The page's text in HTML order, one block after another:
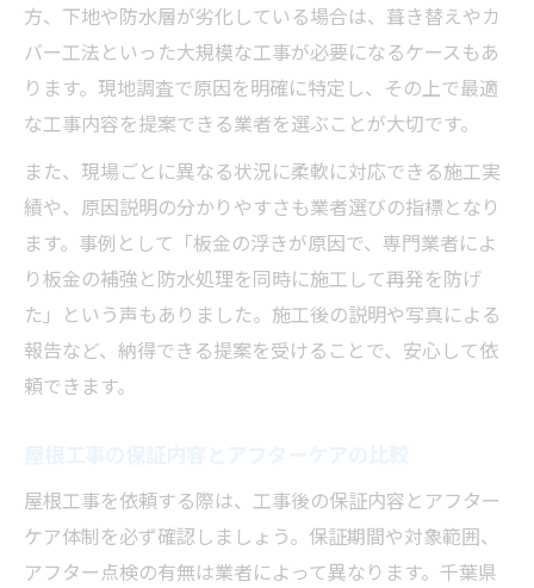
方、下地や防水層が劣化している場合は、葺き替えやカ
バー工法といった大規模な工事が必要になるケースもあ
ります。現地調査で原因を明確に特定し、その上で最適
な工事内容を提案できる業者を選ぶことが大切です。
また、現場ごとに異なる状況に柔軟に対応できる施工実
績や、原因説明の分かりやすさも業者選びの指標となり
ます。事例として「板金の浮きが原因で、専門業者によ
り板金の補強と防水処理を同時に施工して再発を防げ
た」という声もありました。施工後の説明や写真による
報告など、納得できる提案を受けることで、安心して依
頼できます。
屋根工事を依頼する際は、工事後の保証内容とアフター
ケア体制を必ず確認しましょう。保証期間や対象範囲、
アフター点検の有無は業者によって異なります。千葉県